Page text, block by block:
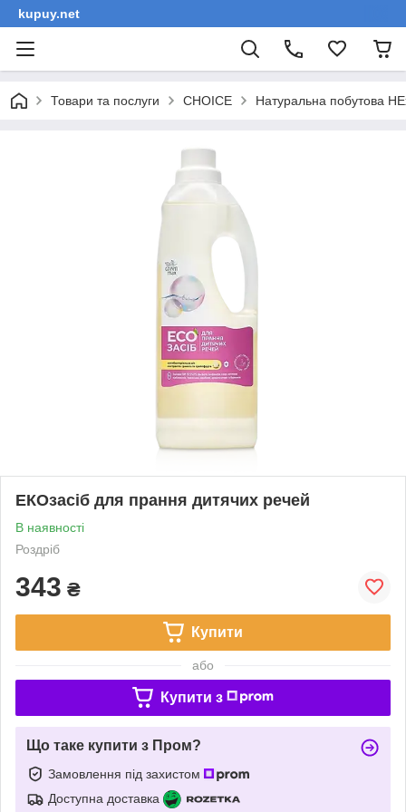
kupuy.net
Товари та послуги СНОІСЕ Натуральна побутова
EКОзасіб для прання дитячих речей
В наявності
Роздріб
343 ₴
Купити
або
Купити з
Що таке купити з Пром?
Замовлення під захистом
Доступна доставка